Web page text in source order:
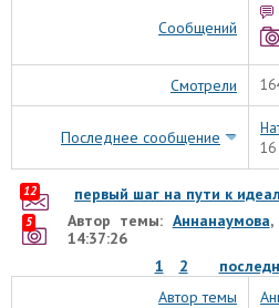
Сообщений
Смотрели
Последнее сообщение
16
первый шаг на пути к
Автор темы: Аннанаумова,
14:37:26
1
2
12
5
Автор темы